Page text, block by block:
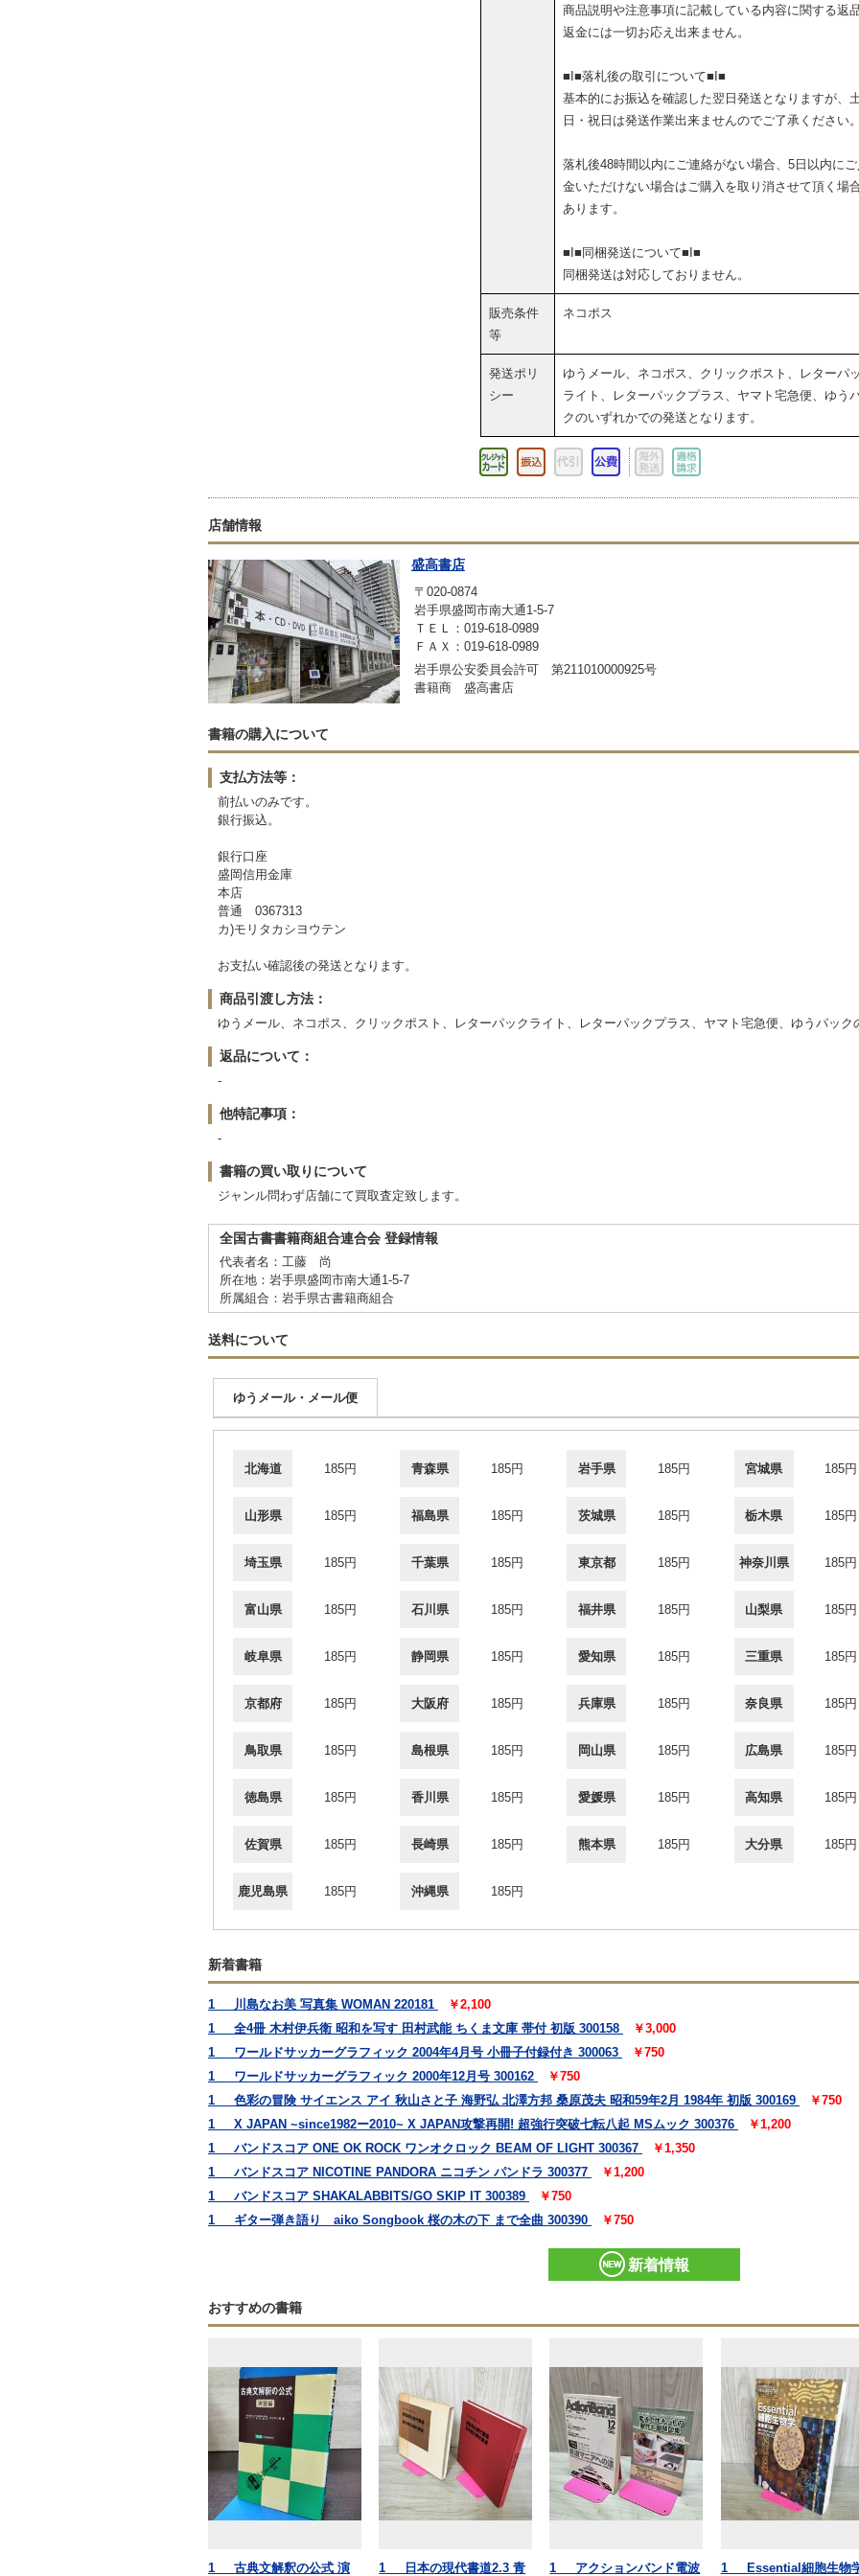
商品説明や注意事項に記載している内容に関する返
返金には一切お応え出来ません。
■I■落札後の取引について■I■
基本的にお振込を確認した翌日発送となりますが、
日・祝日は発送作業出来ませんのでご了承ください。
落札後48時間以内にご連絡がない場合、5日以内にご
金いただけない場合はご購入を取り消させて頂く場
あります。
■I■同梱発送について■I■
同梱発送は対応しておりません。
販売条件
等
ネコポス
発送ポリ
シー
ゆうメール、ネコポス、クリックポスト、レターパ
ライト、レターパックプラス、ヤマト宅急便、ゆう
クのいずれかでの発送となります。
店舗情報
盛高書店
〒020-0874
岩手県盛岡市南大通1-5-7
ＴＥＬ：019-618-0989
ＦＡＸ：019-618-0989
岩手県公安委員会許可 第211010000925号
書籍商 盛高書店
書籍の購入について
支払方法等：
前払いのみです。
銀行振込。
銀行口座
盛岡信用金庫
本店
普通 0367313
カ)モリタカシヨウテン
お支払い確認後の発送となります。
商品引渡し方法：
ゆうメール、ネコポス、クリックポスト、レターパックライト、レターパックプラス、ヤマト宅急便、ゆうパック
返品について：
-
他特記事項：
-
書籍の買い取りについて
ジャンル問わず店舗にて買取査定致します。
全国古書書籍商組合連合会 登録情報
代表者名：工藤 尚
所在地：岩手県盛岡市南大通1-5-7
所属組合：岩手県古書籍商組合
送料について
ゆうメール・メール便
北海道 185円 青森県 185円 岩手県 185円 宮城県 185円
山形県 185円 福島県 185円 茨城県 185円 栃木県 185円
埼玉県 185円 千葉県 185円 東京都 185円 神奈川県 185円
富山県 185円 石川県 185円 福井県 185円 山梨県 185円
岐阜県 185円 静岡県 185円 愛知県 185円 三重県 185円
京都府 185円 大阪府 185円 兵庫県 185円 奈良県 185円
鳥取県 185円 島根県 185円 岡山県 185円 広島県 185円
徳島県 185円 香川県 185円 愛媛県 185円 高知県 185円
佐賀県 185円 長崎県 185円 熊本県 185円 大分県 185円
鹿児島県 185円 沖縄県 185円
新着書籍
1_ 川島なお美 写真集 WOMAN 220181
￥2,100
1_ 全4冊 木村伊兵衛 昭和を写す 田村武能 ちくま文庫 帯付 初版 300158
￥3,000
1_ ワールドサッカーグラフィック 2004年4月号 小冊子付録付き 300063
￥750
1_ ワールドサッカーグラフィック 2000年12月号 300162
￥750
1_ 色彩の冒険 サイエンス アイ 秋山さと子 海野弘 北澤方邦 桑原茂夫 昭和59年2月 1984年 初版 300169
￥750
1_ X JAPAN ~since1982ー2010~ X JAPAN攻撃再開! 超強行突破七転八起 MSムック 300376
￥1,200
1_ バンドスコア ONE OK ROCK ワンオクロック BEAM OF LIGHT 300367
￥1,350
1_ バンドスコア NICOTINE PANDORA ニコチン パンドラ 300377
￥1,200
1_ バンドスコア SHAKALABBITS/GO SKIP IT 300389
￥750
1_ ギター弾き語り aiko Songbook 桜の木の下 まで全曲 300390
￥750
新着情報
おすすめの書籍
1_ 古典文解釈の公式 演 1_ 日本の現代書道2.3 青 1_ アクションバンド電波 1_ Essential細胞生物